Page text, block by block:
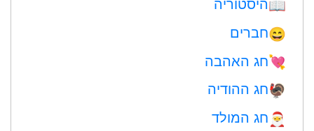
📖
😄חברים
💘חג האהבה
🦃חג ההודיה
🎅 חג המולד